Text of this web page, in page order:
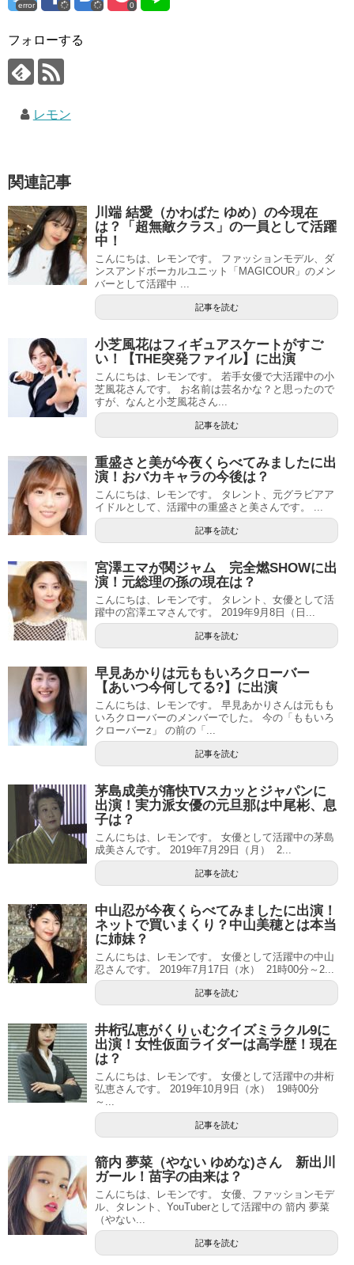
error 0
フォローする
レモン
関連記事
川端 結愛（かわばた ゆめ）の今現在
は？「超無敵クラス」の一員として活躍
中！
こんにちは、レモンです。 ファッションモデル、ダ
ンスアンドボーカルユニット「MAGICOUR」のメン
バーとして活躍中 ...
記事を読む
小芝風花はフィギュアスケートがすご
い！【THE突発ファイル】に出演
こんにちは、レモンです。 若手女優で大活躍中の小
芝風花さんです。 お名前は芸名かな？と思ったので
すが、なんと小芝風花さん...
記事を読む
重盛さと美が今夜くらべてみましたに出
演！おバカキャラの今後は？
こんにちは、レモンです。 タレント、元グラビアア
イドルとして、活躍中の重盛さと美さんです。 ...
記事を読む
宮澤エマが関ジャム 完全燃SHOWに出
演！元総理の孫の現在は？
こんにちは、レモンです。 タレント、女優として活
躍中の宮澤エマさんです。 2019年9月8日（日...
記事を読む
早見あかりは元ももいろクローバー
【あいつ今何してる?】に出演
こんにちは、レモンです。 早見あかりさんは元もも
いろクローバーのメンバーでした。 今の「ももいろ
クローバーz」 の前の「...
記事を読む
茅島成美が痛快TVスカッとジャパンに
出演！実力派女優の元旦那は中尾彬、息
子は？
こんにちは、レモンです。 女優として活躍中の茅島
成美さんです。 2019年7月29日（月） 2...
記事を読む
中山忍が今夜くらべてみましたに出演！
ネットで買いまくり？中山美穂とは本当
に姉妹？
こんにちは、レモンです。 女優として活躍中の中山
忍さんです。 2019年7月17日（水） 21時00分～2...
記事を読む
井桁弘恵がくりぃむクイズミラクル9に
出演！女性仮面ライダーは高学歴！現在
は？
こんにちは、レモンです。 女優として活躍中の井桁
弘恵さんです。 2019年10月9日（水） 19時00分
～...
記事を読む
箭内 夢菜（やない ゆめな)さん 新出川
ガール！苗字の由来は？
こんにちは、レモンです。 女優、ファッションモデ
ル、タレント、YouTuberとして活躍中の 箭内 夢菜
（やない...
記事を読む